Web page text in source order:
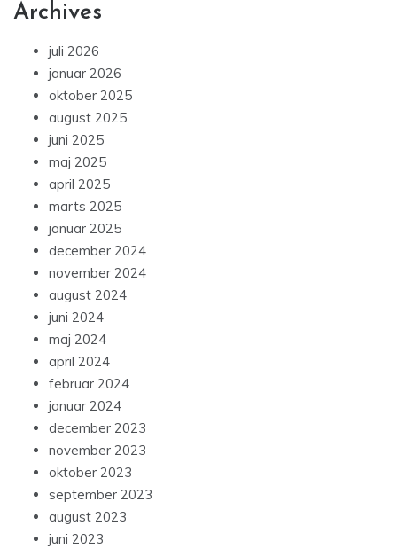
Archives
juli 2026
januar 2026
oktober 2025
august 2025
juni 2025
maj 2025
april 2025
marts 2025
januar 2025
december 2024
november 2024
august 2024
juni 2024
maj 2024
april 2024
februar 2024
januar 2024
december 2023
november 2023
oktober 2023
september 2023
august 2023
juni 2023